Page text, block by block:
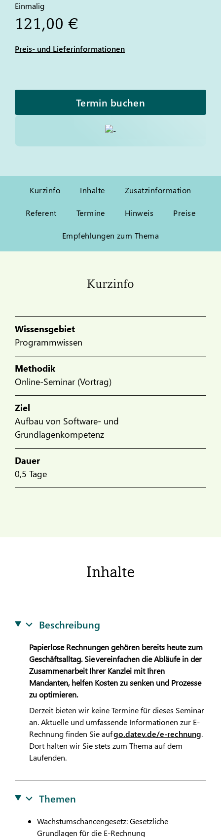
Einmalig
121,00 €
Preis- und Lieferinformationen
Termin buchen
Kurzinfo Inhalte Zusatzinformation
Referent Termine Hinweis Preise
Empfehlungen zum Thema
Kurzinfo
Wissensgebiet
Programmwissen
Methodik
Online-Seminar (Vortrag)
Ziel
Aufbau von Software- und
Grundlagenkompetenz
Dauer
0,5 Tage
Inhalte
Beschreibung
Papierlose Rechnungen gehören bereits heute zum
Geschäftsalltag. Sie vereinfachen die Abläufe in der
Zusammenarbeit Ihrer Kanzlei mit Ihren
Mandanten, helfen Kosten zu senken und Prozesse
zu optimieren.
Derzeit bieten wir keine Termine für dieses Seminar
an. Aktuelle und umfassende Informationen zur E-
Rechnung finden Sie aufgo.datev.de/e-rechnung.
Dort halten wir Sie stets zum Thema auf dem
Laufenden.
Themen
Wachstumschancengesetz: Gesetzliche
Grundlagen für die E-Rechnung